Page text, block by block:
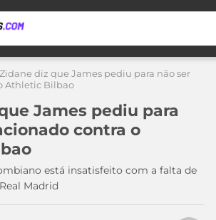
Zidane diz que James pediu para não ser
Athletic Bilbao
James pediu para
contra o
está insatisfeito com a falta de
Madrid
do autor